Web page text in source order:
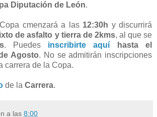
Diputación de León.
cmenzará a las 12:30h y discurrirá
de asfalto y tierra de 2kms, al que se
. Puedes inscribirte aquí
hasta el
Agosto. No se admitirán inscripciones
carrera de la Copa.
de la Carrera.
a las 8:00